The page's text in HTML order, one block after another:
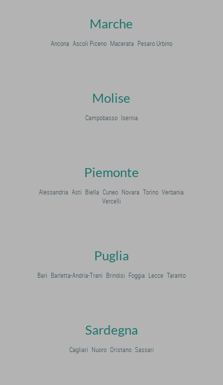
Marche
Ancona Ascoli Piceno Macerata Pesaro Urbino
Molise
Campobasso Isernia
Piemonte
Alessandria Asti Biella Cuneo Novara Torino Verbania
Vercelli
Puglia
Bari Barletta-Andria-Trani Brindisi Foggia Lecce Taranto
Sardegna
Cagliari Nuoro Oristano Sassari